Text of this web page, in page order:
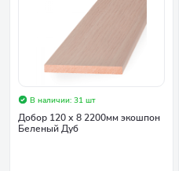
В наличии: 31 шт
Добор 120 х 8 2200мм экошпон
Беленый Дуб